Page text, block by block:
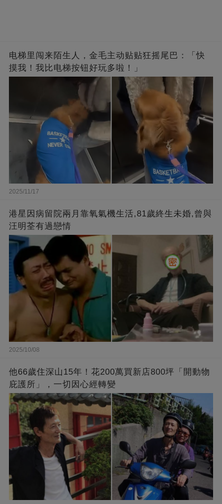
电梯里闯来陌生人，金毛主动贴贴狂摇尾巴：「快
摸我！我比电梯按钮好玩多啦！」
2025/11/17
港星因病留院兩月靠氧氣機生活,81歲終生未婚,曾與
汪明荃有過戀情
2025/10/08
他66歲住深山15年！花200萬買新店800坪「開動物
庇護所」，一切因心經轉變